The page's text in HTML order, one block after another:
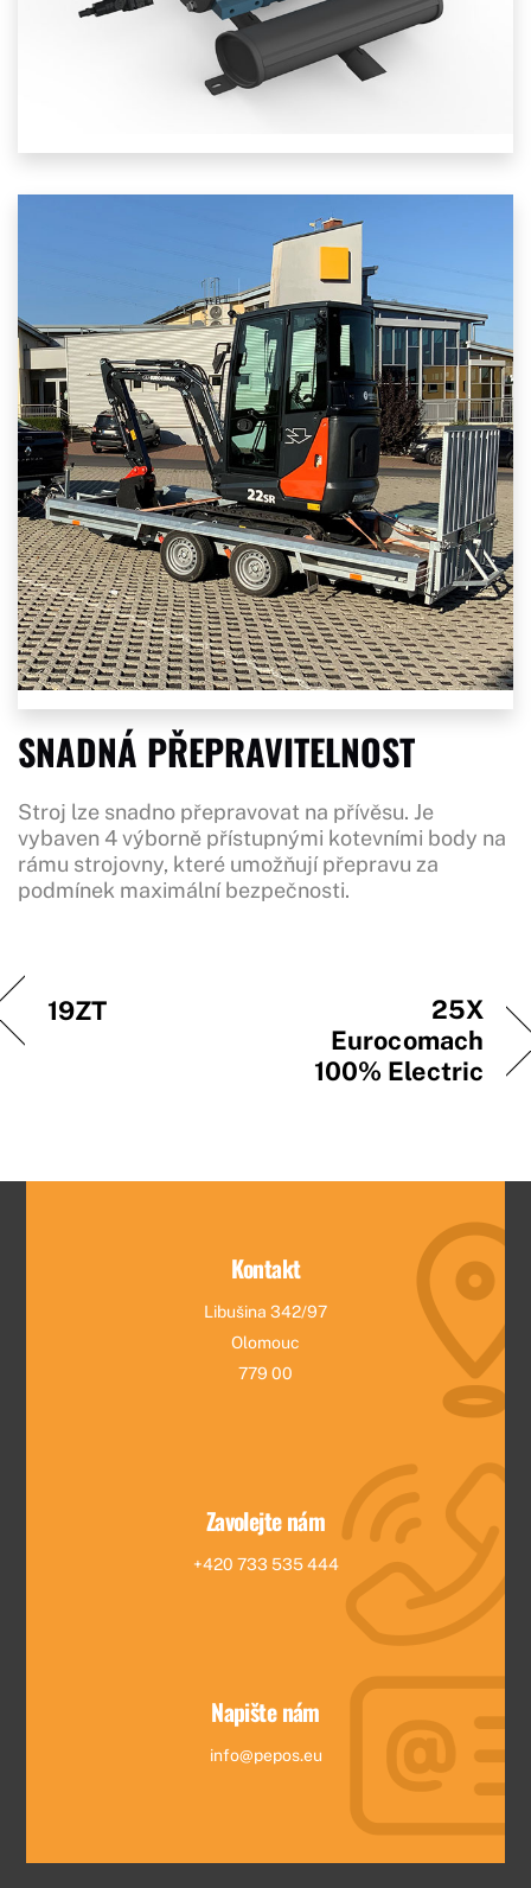
SNADNÁ PŘEPRAVITELNOST
Stroj lze snadno přepravovat na přívěsu. Je
vybaven 4 výborně přístupnými kotevními body na
rámu strojovny, které umožňují přepravu za
podmínek maximální bezpečnosti.
19ZT
25X
Eurocomach
100% Electric
Kontakt
Libušina 342/97
Olomouc
779 00
Zavolejte nám
+420 733 535 444
Napište nám
info@pepos.eu